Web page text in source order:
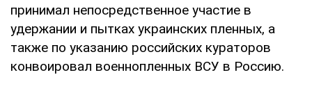
принимал непосредственное участие в
удержании и пытках украинских пленных, а
также по указанию российских кураторов
конвоировал военнопленных ВСУ в Россию.